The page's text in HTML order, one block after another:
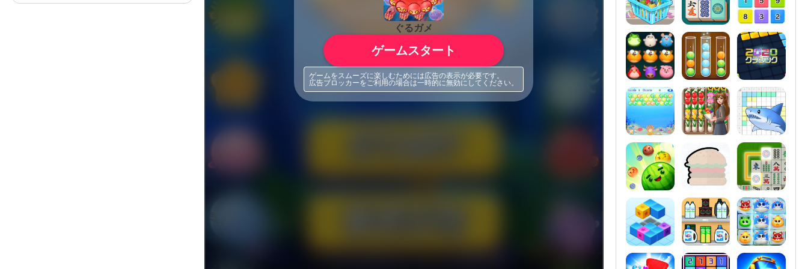
ぐるガメ
ゲームスタート
ゲームをスムーズに楽しむためには広告の表示が必要です。
広告ブロッカーをご利用の場合は一時的に無効にしてください。